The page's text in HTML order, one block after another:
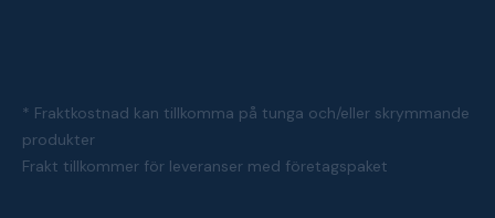
* Fraktkostnad kan tillkomma på tunga och/eller skrymmande
produkter
Frakt tillkommer för leveranser med företagspaket